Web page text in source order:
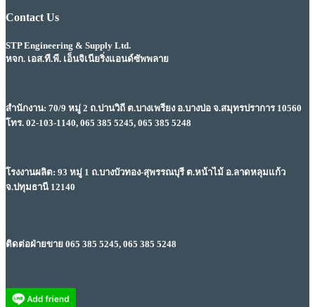
Contact Us
STP Engineering & Supply Ltd.
หจก. เอส.ที.พี. เอ็นจิเนียริ่งแอนด์ซัพพลาย
สำนักงาน: 70/9 หมู่ 2 ถ.ปานวิถี ต.บางเพรียง อ.บางบ่อ จ.สมุทรปราการ 10560
โทร. 02-103-1140, 065 385 5245, 065 385 5248
โรงงานผลิต: 93 หมู่ 1 ถ.บางบัวทอง-สุพรรณบุรี ต.หน้าไม้ อ.ลาดหลุมแก้ว
จ.ปทุมธานี 12140
ติดต่อฝ่ายขาย 065 385 5245, 065 385 5248